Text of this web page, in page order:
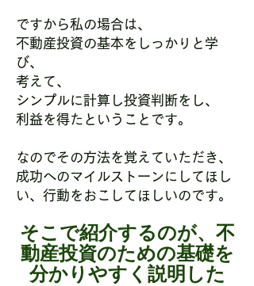
ですから私の場合は、
不動産投資の基本をしっかりと学
び、
考えて、
シンプルに計算し投資判断をし、
利益を得たということです。
なのでその方法を覚えていただき、
成功へのマイルストーンにしてほし
い、行動をおこしてほしいのです。
そこで紹介するのが、不
動産投資のための基礎を
分かりやすく説明した